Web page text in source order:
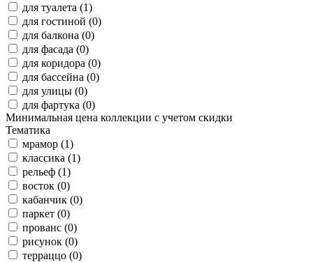
для туалета (1)
для гостиной (0)
для балкона (0)
для фасада (0)
для коридора (0)
для бассейна (0)
для улицы (0)
для фартука (0)
Минимальная цена коллекции с учетом скидки
Тематика
мрамор (1)
классика (1)
рельеф (1)
восток (0)
кабанчик (0)
паркет (0)
прованс (0)
рисунок (0)
терраццо (0)